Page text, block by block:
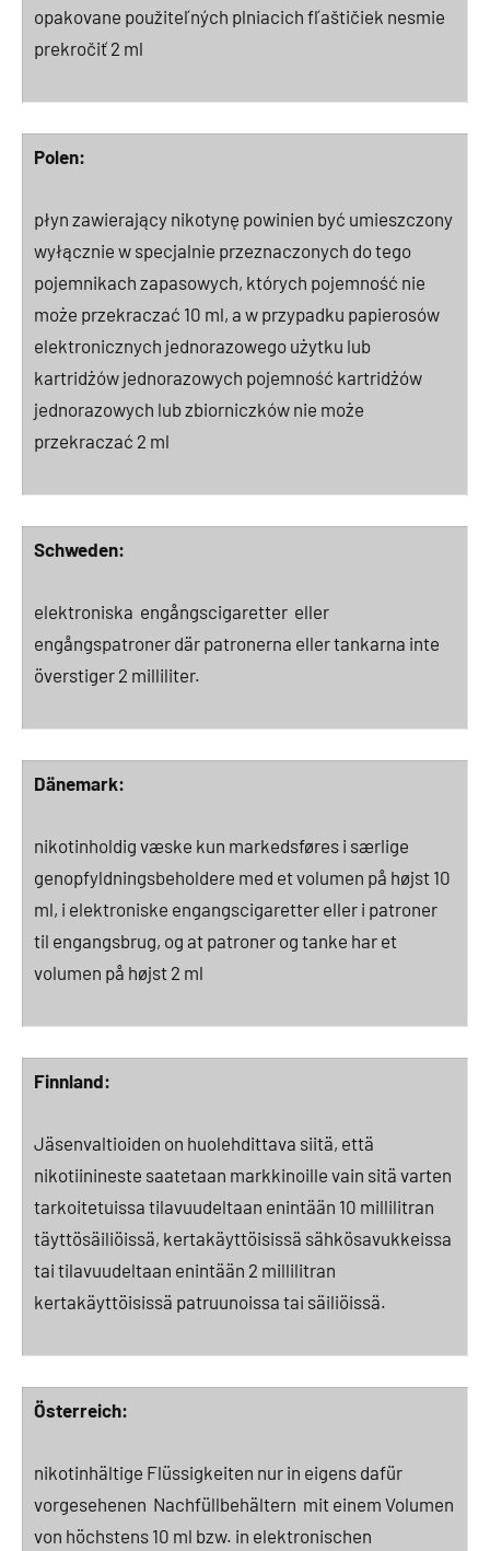
opakovane použiteľných plniacich fľaštičiek nesmie
prekročiť 2 ml
Polen:
płyn zawierający nikotynę powinien być umieszczony
wyłącznie w specjalnie przeznaczonych do tego
pojemnikach zapasowych, których pojemność nie
może przekraczać 10 ml, a w przypadku papierosów
elektronicznych jednorazowego użytku lub
kartridżów jednorazowych pojemność kartridżów
jednorazowych lub zbiorniczków nie może
przekraczać 2 ml
Schweden:
elektroniska engångscigaretter eller
engångspatroner där patronerna eller tankarna inte
överstiger 2 milliliter.
Dänemark:
nikotinholdig væske kun markedsføres i særlige
genopfyldningsbeholdere med et volumen på højst 10
ml, i elektroniske engangscigaretter eller i patroner
til engangsbrug, og at patroner og tanke har et
volumen på højst 2 ml
Finnland:
Jäsenvaltioiden on huolehdittava siitä, että
nikotiinineste saatetaan markkinoille vain sitä varten
tarkoitetuissa tilavuudeltaan enintään 10 millilitran
täyttösäiliöissä, kertakäyttöisissä sähkösavukkeissa
tai tilavuudeltaan enintään 2 millilitran
kertakäyttöisissä patruunoissa tai säiliöissä.
Österreich:
nikotinhältige Flüssigkeiten nur in eigens dafür
vorgesehenen Nachfüllbehältern mit einem Volumen
von höchstens 10 ml bzw. in elektronischen